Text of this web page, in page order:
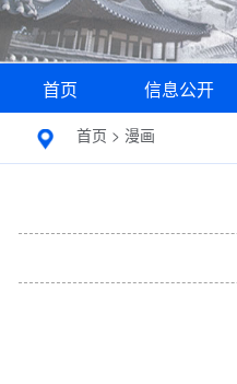
首页 信息公开
首页 > 漫画